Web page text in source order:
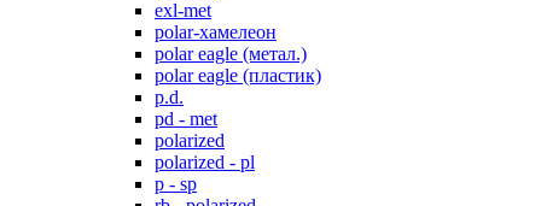
exl-met
polar-хамелеон
polar eagle (метал.)
polar eagle (пластик)
p.d.
pd - met
polarized
polarized - pl
p - sp